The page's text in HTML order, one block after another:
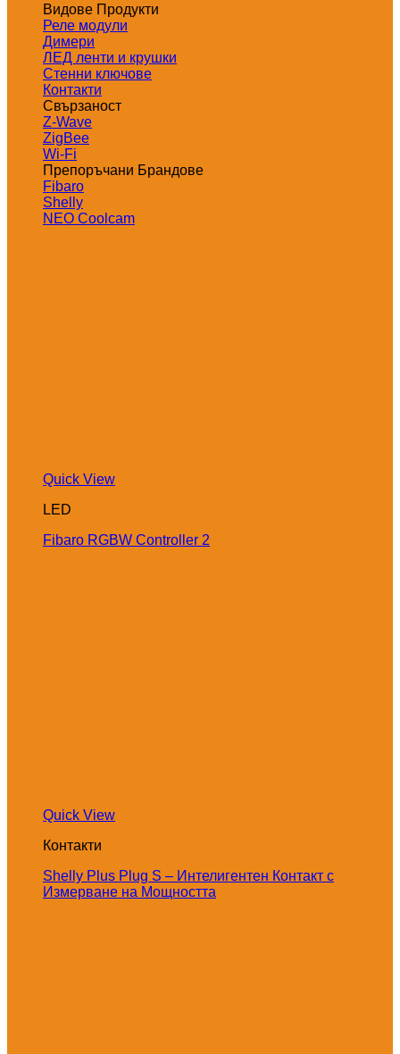
Видове Продукти
Реле модули
Димери
ЛЕД ленти и крушки
Стенни ключове
Контакти
Свързаност
Z-Wave
ZigBee
Wi-Fi
Препоръчани Брандове
Fibaro
Shelly
NEO Coolcam
Quick View
LED
Fibaro RGBW Controller 2
Quick View
Контакти
Shelly Plus Plug S – Интелигентен Контакт с
Измерване на Мощността